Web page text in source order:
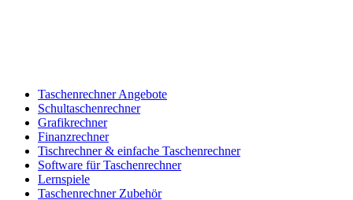
Taschenrechner Angebote
Schultaschenrechner
Grafikrechner
Finanzrechner
Tischrechner & einfache Taschenrechner
Software für Taschenrechner
Lernspiele
Taschenrechner Zubehör